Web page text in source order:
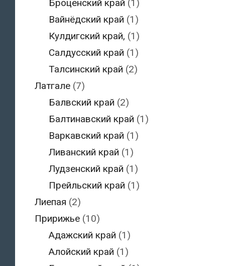
Броценский край (1)
Вайнёдский край (1)
Кулдигский край, (1)
Салдусский край (1)
Талсинский край (2)
Латгале(7)
Балвский край (2)
Балтинавский край (1)
Варкавский край (1)
Ливанский край (1)
Лудзенский край (1)
Прейльский край (1)
Лиепая (2)
Пририжье(10)
Адажский край (1)
Алойский край (1)